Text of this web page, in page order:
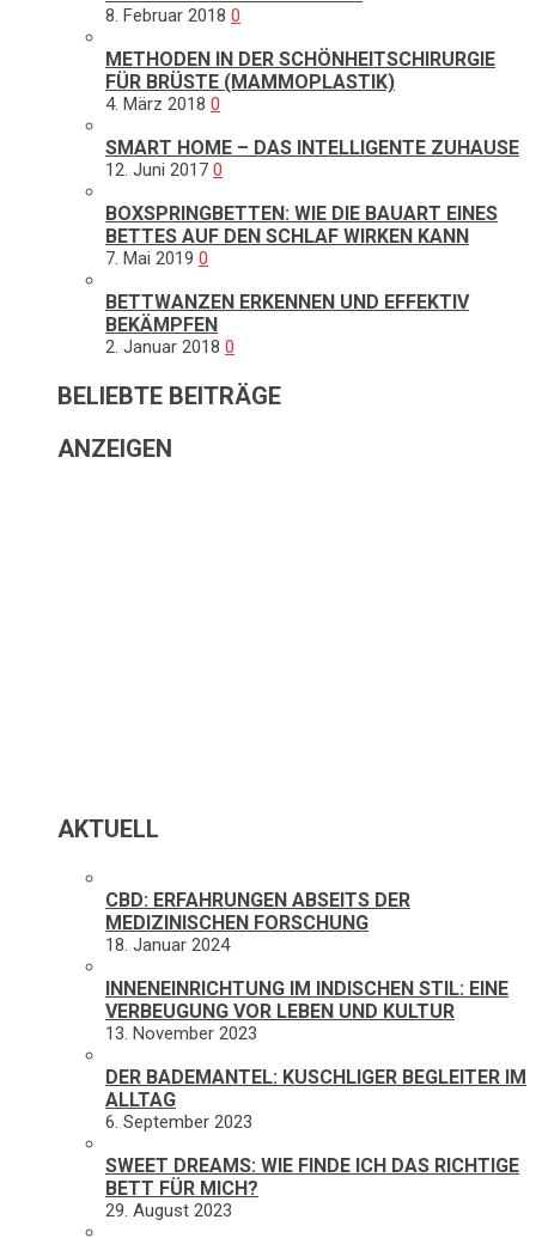
8. Februar 2018 0
METHODEN IN DER SCHÖNHEITSCHIRURGIE
FÜR BRÜSTE (MAMMOPLASTIK)
4. März 2018 0
SMART HOME – DAS INTELLIGENTE ZUHAUSE
12. Juni 2017 0
BOXSPRINGBETTEN: WIE DIE BAUART EINES
BETTES AUF DEN SCHLAF WIRKEN KANN
7. Mai 2019 0
BETTWANZEN ERKENNEN UND EFFEKTIV
BEKÄMPFEN
2. Januar 2018 0
BELIEBTE BEITRÄGE
ANZEIGEN
AKTUELL
CBD: ERFAHRUNGEN ABSEITS DER
MEDIZINISCHEN FORSCHUNG
18. Januar 2024
INNENEINRICHTUNG IM INDISCHEN STIL: EINE
VERBEUGUNG VOR LEBEN UND KULTUR
13. November 2023
DER BADEMANTEL: KUSCHLIGER BEGLEITER IM
ALLTAG
6. September 2023
SWEET DREAMS: WIE FINDE ICH DAS RICHTIGE
BETT FÜR MICH?
29. August 2023